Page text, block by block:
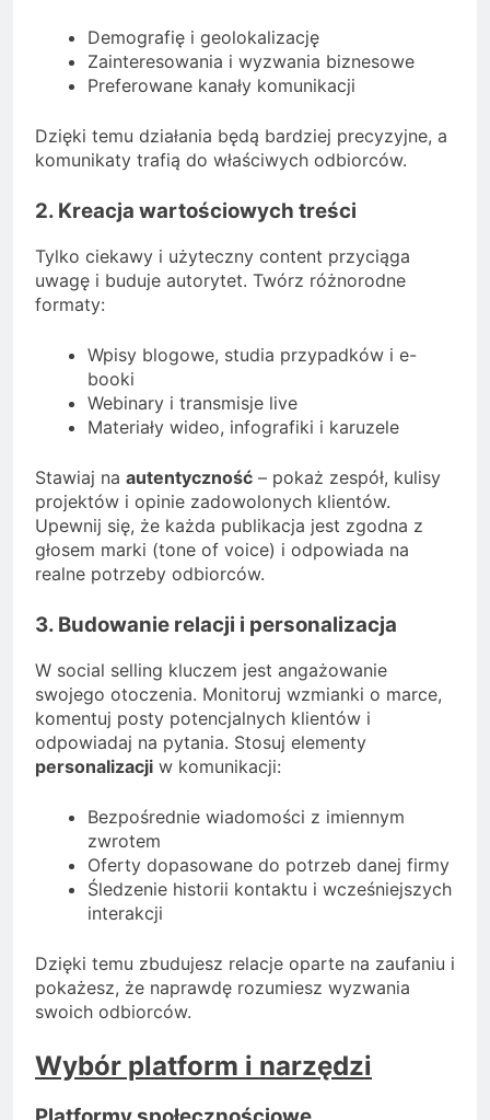
Demografię i geolokalizację
Zainteresowania i wyzwania biznesowe
Preferowane kanały komunikacji
Dzięki temu działania będą bardziej precyzyjne, a
komunikaty trafią do właściwych odbiorców.
2. Kreacja wartościowych treści
Tylko ciekawy i użyteczny content przyciąga
uwagę i buduje autorytet. Twórz różnorodne
formaty:
Wpisy blogowe, studia przypadków i e-
booki
Webinary i transmisje live
Materiały wideo, infografiki i karuzele
Stawiaj na autentyczność – pokaż zespół, kulisy
projektów i opinie zadowolonych klientów.
Upewnij się, że każda publikacja jest zgodna z
głosem marki (tone of voice) i odpowiada na
realne potrzeby odbiorców.
3. Budowanie relacji i personalizacja
W social selling kluczem jest angażowanie
swojego otoczenia. Monitoruj wzmianki o marce,
komentuj posty potencjalnych klientów i
odpowiadaj na pytania. Stosuj elementy
personalizacji w komunikacji:
Bezpośrednie wiadomości z imiennym
zwrotem
Oferty dopasowane do potrzeb danej firmy
Śledzenie historii kontaktu i wcześniejszych
interakcji
Dzięki temu zbudujesz relacje oparte na zaufaniu i
pokażesz, że naprawdę rozumiesz wyzwania
swoich odbiorców.
Wybór platform i narzędzi